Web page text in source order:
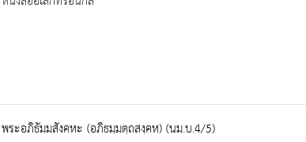
พระอภิธัมมสังคหะ (อภิธมฺมตฺถสงฺคห) (นม.บ.4/5)